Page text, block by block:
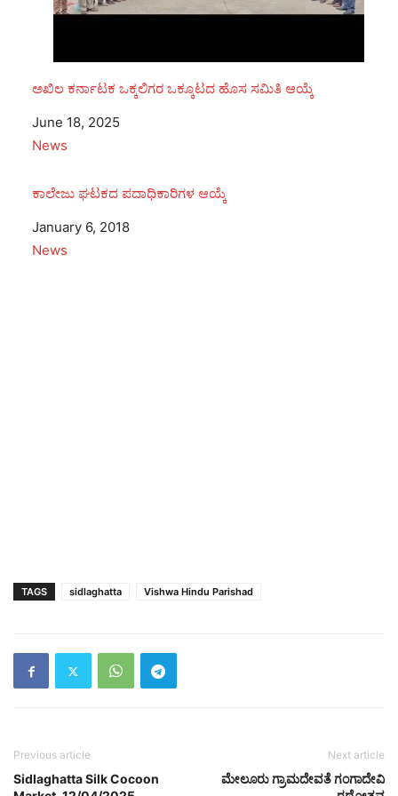
ಅಖಿಲ ಕರ್ನಾಟಕ ಒಕ್ಕಲಿಗರ ಒಕ್ಕೂಟದ ಹೊಸ ಸಮಿತಿ ಆಯ್ಕೆ
Date
June 18, 2025
In relation to
News
ಕಾಲೇಜು ಘಟಕದ ಪದಾಧಿಕಾರಿಗಳ ಆಯ್ಕೆ
Date
January 6, 2018
In relation to
News
TAGS sidlaghatta Vishwa Hindu Parishad
Previous article
Sidlaghatta Silk Cocoon
Next article
ಮೇಲೂರು ಗ್ರಾಮದೇವತೆ ಗಂಗಾದೇವಿ